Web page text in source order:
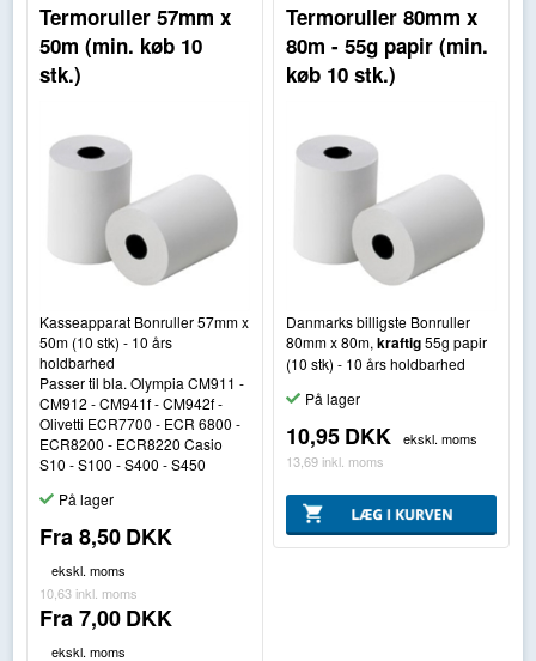
Termoruller 57mm x
50m (min. køb 10
stk.)
Kasseapparat Bonruller 57mm x
50m (10 stk) - 10 års
holdbarhed
Passer til bla. Olympia CM911 -
CM912 - CM941f - CM942f -
Olivetti ECR7700 - ECR 6800 -
ECR8200 - ECR8220 Casio
S10 - S100 - S400 - S450
På lager
Fra8,50DKK
ekskl. moms
10,63 inkl. moms
Fra7,00DKK
ekskl. moms
Termoruller 80mm x
80m - 55g papir (min.
køb 10 stk.)
Danmarks billigste Bonruller
80mm x 80m,kraftig55g papir
(10 stk) - 10 års holdbarhed
På lager
10,95DKK
ekskl. moms
13,69 inkl. moms